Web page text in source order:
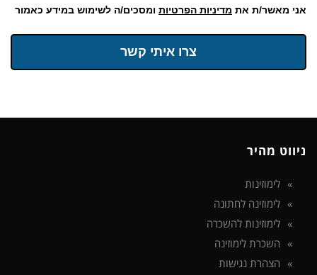
אני מאשר/ת את מדיניות הפרטיות ומסכים/ה לשימוש במידע כאמור
צרו איתי קשר
ניווט מהיר
לימוזינות
לימוזינה לחתונה
לימוזינות להשכרה
השכרת לימוזינה
הצהרת נגישות